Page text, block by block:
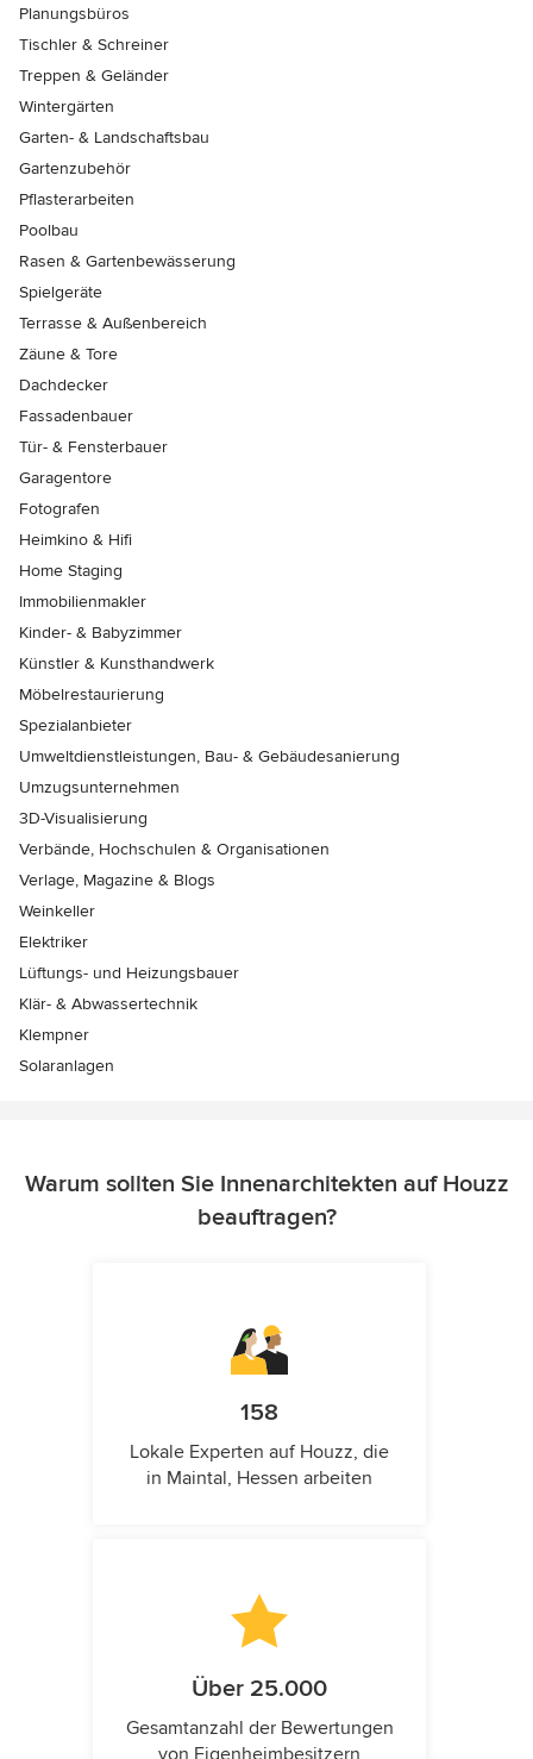
Planungsbüros
Tischler & Schreiner
Treppen & Geländer
Wintergärten
Garten- & Landschaftsbau
Gartenzubehör
Pflasterarbeiten
Poolbau
Rasen & Gartenbewässerung
Spielgeräte
Terrasse & Außenbereich
Zäune & Tore
Dachdecker
Fassadenbauer
Tür- & Fensterbauer
Garagentore
Fotografen
Heimkino & Hifi
Home Staging
Immobilienmakler
Kinder- & Babyzimmer
Künstler & Kunsthandwerk
Möbelrestaurierung
Spezialanbieter
Umweltdienstleistungen, Bau- & Gebäudesanierung
Umzugsunternehmen
3D-Visualisierung
Verbände, Hochschulen & Organisationen
Verlage, Magazine & Blogs
Weinkeller
Elektriker
Lüftungs- und Heizungsbauer
Klär- & Abwassertechnik
Klempner
Solaranlagen
Warum sollten Sie Innenarchitekten auf Houzz
beauftragen?
158
Lokale Experten auf Houzz, die
in Maintal, Hessen arbeiten
Über 25.000
Gesamtanzahl der Bewertungen